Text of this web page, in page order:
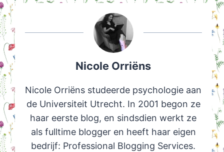
Nicole Orriëns
Nicole Orriëns studeerde psychologie aan
de Universiteit Utrecht. In 2001 begon ze
haar eerste blog, en sindsdien werkt ze
als fulltime blogger en heeft haar eigen
bedrijf: Professional Blogging Services.